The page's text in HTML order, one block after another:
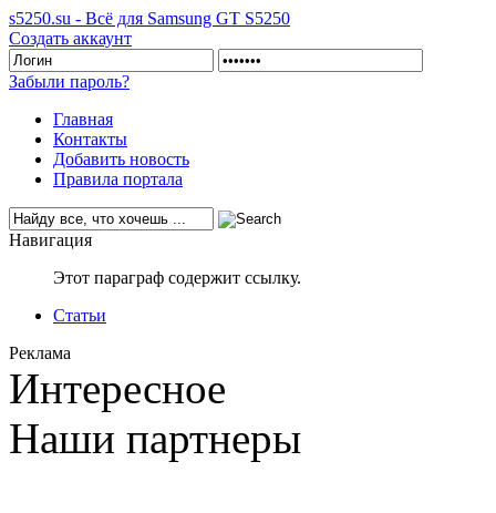
s5250.su - Всё для Samsung GT S5250
Создать аккаунт
Забыли пароль?
Главная
Контакты
Добавить новость
Правила портала
Навигация
Этот параграф содержит ссылку.
Статьи
Реклама
Интересное
Наши партнеры